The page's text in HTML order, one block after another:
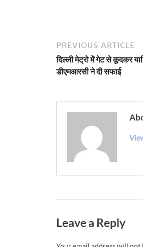
PREVIOUS ARTICLE
दिल्ली मेट्रो में गेट से कूदकर
डीएमआरसी ने दी सफाई
Leave a Reply